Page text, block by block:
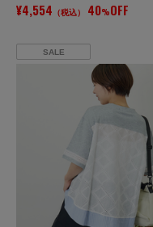
¥4,554 （税込） 40%OFF
SALE